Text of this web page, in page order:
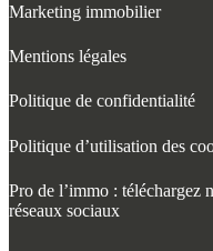
Marketing immobilier
Mentions légales
Politique de confidentialité
Politique d’utilisation des
Pro de l’immo : téléchargez
réseaux sociaux